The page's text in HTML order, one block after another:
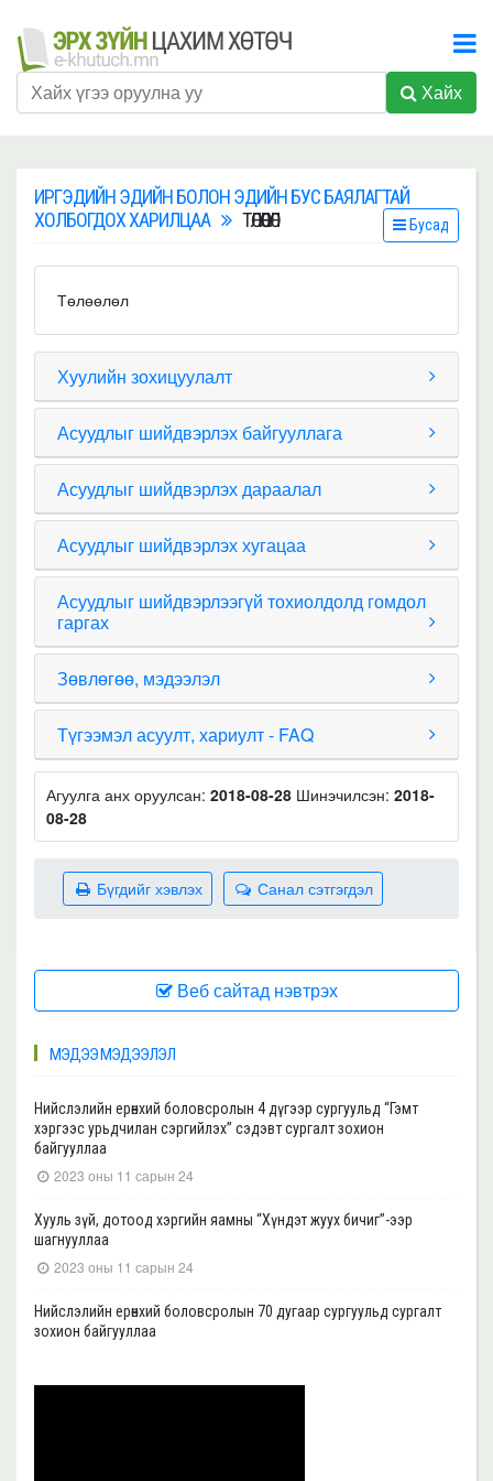
Хайх
ИРГЭДИЙН ЭДИЙН БОЛОН ЭДИЙН БУС БАЯЛАГТАЙ
ХОЛБОГДОХ ХАРИЛЦАА
ТӨЛӨӨЛӨЛ Бусад
Төлөөлөл
Хуулийн зохицуулалт
Асуудлыг шийдвэрлэх байгууллага
Асуудлыг шийдвэрлэх дараалал
Асуудлыг шийдвэрлэх хугацаа
Асуудлыг шийдвэрлээгүй тохиолдолд гомдол
гаргах
Зөвлөгөө, мэдээлэл
Түгээмэл асуулт, хариулт - FAQ
Агуулга анх оруулсан: 2018-08-28 Шинэчилсэн: 2018-
08-28
Санал сэтгэгдэл
Бүгдийг хэвлэх
Веб сайтад нэвтрэх
МЭДЭЭ МЭДЭЭЛЭЛ
Нийслэлийн ерөнхий боловсролын 4 дүгээр сургуульд “Гэмт
хэргээс урьдчилан сэргийлэх” сэдэвт сургалт зохион
байгууллаа
2023 оны 11 сарын 24
Хууль зүй, дотоод хэргийн яамны “Хүндэт жуух бичиг”-ээр
шагнууллаа
2023 оны 11 сарын 24
Нийслэлийн ерөнхий боловсролын 70 дугаар сургуульд сургалт
зохион байгууллаа